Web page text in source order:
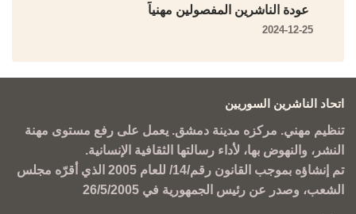
عودة الناشرين المفصولين مهنياً
2024-12-25
اتحاد الناشرين السوريين
تنظيم مهني. مركزه مدينة دمشق. يعمل على رفع مستوى مهنة
النشر، والنهوض بها، لأداء رسالتها الثقافية الإنسانية.
تم إنشاؤه بموجب القانون رقم/14/ للعام 2005 الذي أقرّه مجلس
الشعب، وصدر عن رئيس الجمهورية في 26/5/2005